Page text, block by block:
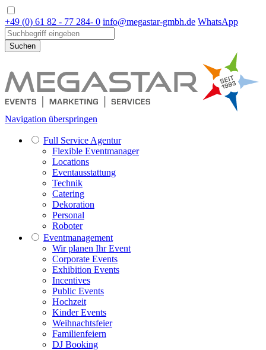
+49 (0) 61 82 - 77 284- 0 info@megastar-gmbh.de WhatsApp
Suchen
Navigation überspringen
Full Service Agentur
Flexible Eventmanager
Locations
Eventausstattung
Technik
Catering
Dekoration
Personal
Roboter
Eventmanagement
Wir planen Ihr Event
Corporate Events
Exhibition Events
Incentives
Public Events
Hochzeit
Kinder Events
Weihnachtsfeier
Familienfeiern
DJ Booking